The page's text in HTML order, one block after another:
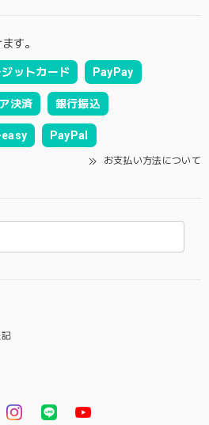
す。
ットカード PayPay
決済 銀行振込
easy PayPal
お支払い方法について